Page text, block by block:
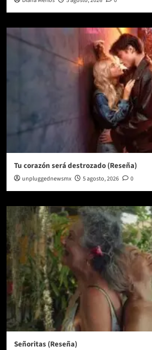
Tu corazón será destrozado (Reseña)
unpluggednewsmx 5 agosto, 2026 0
Señoritas (Reseña)